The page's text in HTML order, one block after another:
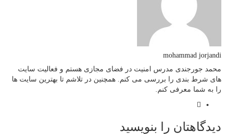
mohammad jorjandi
محمد جورجندی مدرس امنیت در فضای مجازی هستم و فعالیت سایت
های شرط بندی را بررسی می کنم. همچنین در تلاشم تا بهترین سایت ها
را به شما معرفی کنم.
دیدگاهتان را بنویسید